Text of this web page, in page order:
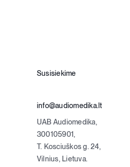
Susisiekime
info@audiomedika.lt
UAB Audiomedika,
300105901,
T. Kosciuškos g. 24,
Vilnius, Lietuva.